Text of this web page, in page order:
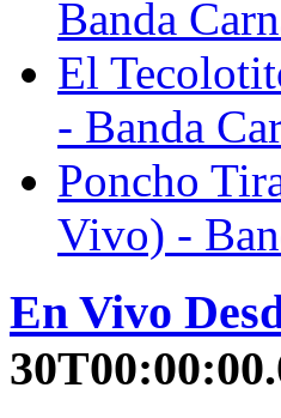
Banda
El
- Banda
Poncho
Vivo) -
En Vivo